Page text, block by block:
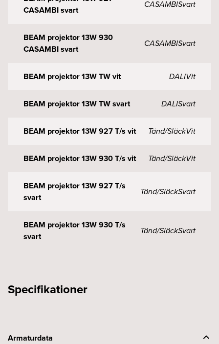
CASAMBI svart
CASAMBISvart
BEAM projektor 13W 930
CASAMBI svart
CASAMBISvart
BEAM projektor 13W TW vit DALIVit
BEAM projektor 13W TW svart DALISvart
BEAM projektor 13W 927 T/s vit Tänd/SläckVit
BEAM projektor 13W 930 T/s vit Tänd/SläckVit
BEAM projektor 13W 927 T/s
svart
Tänd/SläckSvart
BEAM projektor 13W 930 T/s
svart
Tänd/SläckSvart
Specifikationer
Armaturdata